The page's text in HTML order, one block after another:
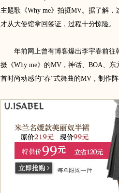
主题歌《Why me》拍摄MV。据了解
才从大使馆拿回签证，过程十分惊险。
年前网上曾有博客爆出李宇春前往
摄《Why me》的MV，神话、BOA、
首时尚动感的“春”式舞曲的MV，制作阵